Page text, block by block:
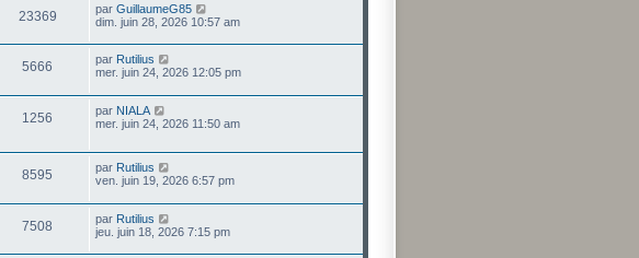
23369 par GuillaumeG85
dim. juin 28, 2026 10:57 am
5666 par Rutilius
mer. juin 24, 2026 12:05 pm
1256 par NIALA
mer. juin 24, 2026 11:50 am
8595 par Rutilius
ven. juin 19, 2026 6:57 pm
7508 par Rutilius
jeu. juin 18, 2026 7:15 pm